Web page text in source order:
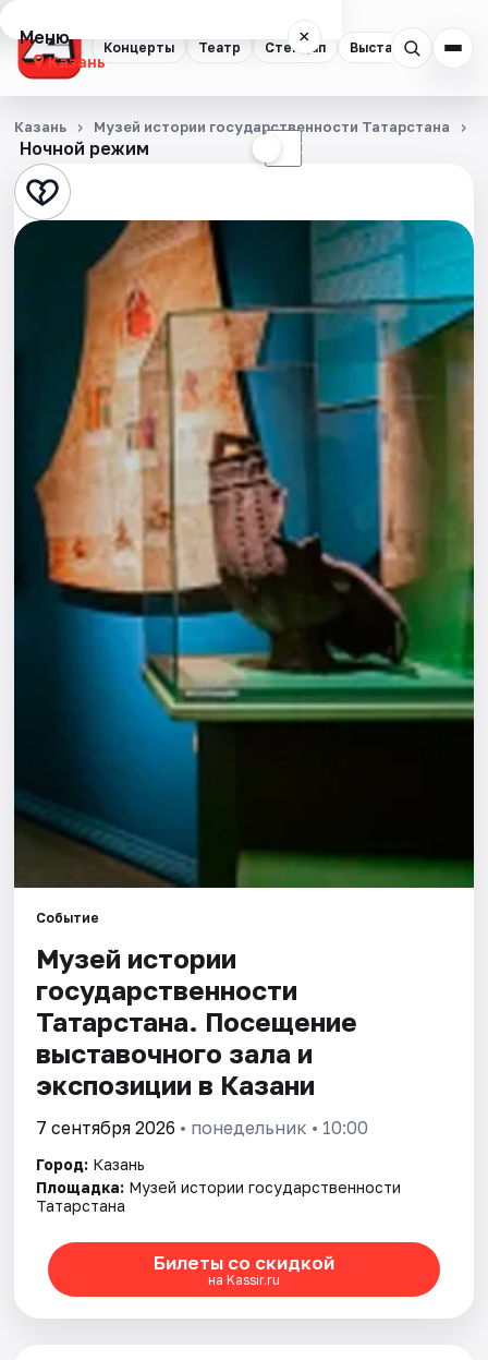
Концерты Театр Стендап Выставки
Меню ×
Казань
Концерты
Театр
Стендап
Выставки
Квесты
Экскурсии
Спорт
События
Города
Площадки
Ночной режим ☾
Казань Музей истории государственности Татарстана
Событие
Музей истории
государственности
Татарстана. Посещение
выставочного зала и
экспозиции в Казани
7 сентября 2026 • понедельник • 10:00
Город: Казань
Площадка: Музей истории государственности
Татарстана
Билеты со скидкой
на Kassir.ru